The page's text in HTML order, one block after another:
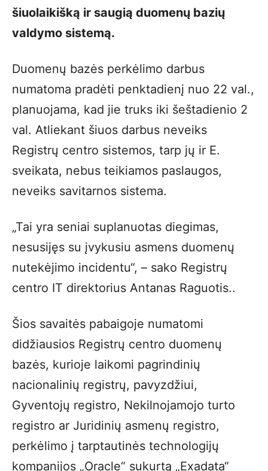
šiuolaikišką ir saugią duomenų bazių
valdymo sistemą.
Duomenų bazės perkėlimo darbus
numatoma pradėti penktadienį nuo 22 val.,
planuojama, kad jie truks iki šeštadienio 2
val. Atliekant šiuos darbus neveiks
Registrų centro sistemos, tarp jų ir E.
sveikata, nebus teikiamos paslaugos,
neveiks savitarnos sistema.
„Tai yra seniai suplanuotas diegimas,
nesusijęs su įvykusiu asmens duomenų
nutekėjimo incidentu“, – sako Registrų
centro IT direktorius Antanas Raguotis..
Šios savaitės pabaigoje numatomi
didžiausios Registrų centro duomenų
bazės, kurioje laikomi pagrindinių
nacionalinių registrų, pavyzdžiui,
Gyventojų registro, Nekilnojamojo turto
registro ar Juridinių asmenų registro,
perkėlimo į tarptautinės technologijų
kompanijos „Oracle“ sukurtą „Exadata“